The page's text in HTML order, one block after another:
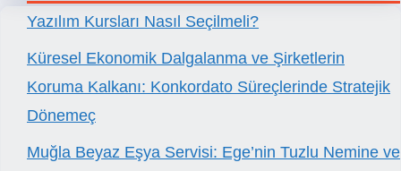
Yazılım Kursları Nasıl Seçilmeli?
Küresel Ekonomik Dalgalanma ve Şirketlerin
Koruma Kalkanı: Konkordato Süreçlerinde Stratejik
Dönemeç
Muğla Beyaz Eşya Servisi: Ege’nin Tuzlu Nemine ve